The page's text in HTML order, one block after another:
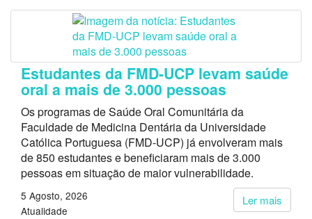
Estudantes da FMD-UCP levam saúde
oral a mais de 3.000 pessoas
Os programas de Saúde Oral Comunitária da
Faculdade de Medicina Dentária da Universidade
Católica Portuguesa (FMD-UCP) já envolveram mais
de 850 estudantes e beneficiaram mais de 3.000
pessoas em situação de maior vulnerabilidade.
Ler mais
5 Agosto, 2026
Atualidade